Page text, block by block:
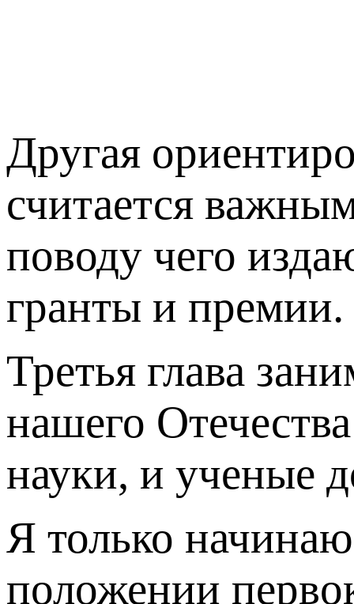
Другая
считается
поводу чего
гранты и премии.
Третья глава
нашего
науки, и ученые
Я только
положении